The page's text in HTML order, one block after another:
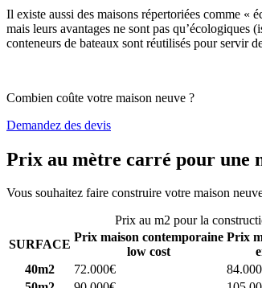
Il existe aussi des maisons répertoriées comme «
mais leurs avantages ne sont pas qu’écologiques
conteneurs de bateaux sont réutilisés pour servir
Combien coûte votre maison neuve ?
Demandez des devis
Prix au mètre carré pour une
Vous souhaitez faire construire votre maison
Prix au m2 pour la
SURFACE
Prix maison contemporaine
low cost
Prix
40m2
72.000€